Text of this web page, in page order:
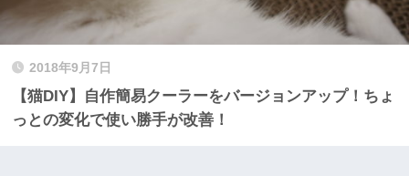
2018年9月7日
【猫DIY】自作簡易クーラーをバージョンアップ！ちょ
っとの変化で使い勝手が改善！